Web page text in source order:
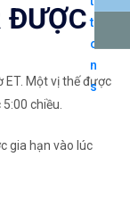
ĐƯỢC
ET. Một vị thế được
chiều.
gia hạn vào lúc